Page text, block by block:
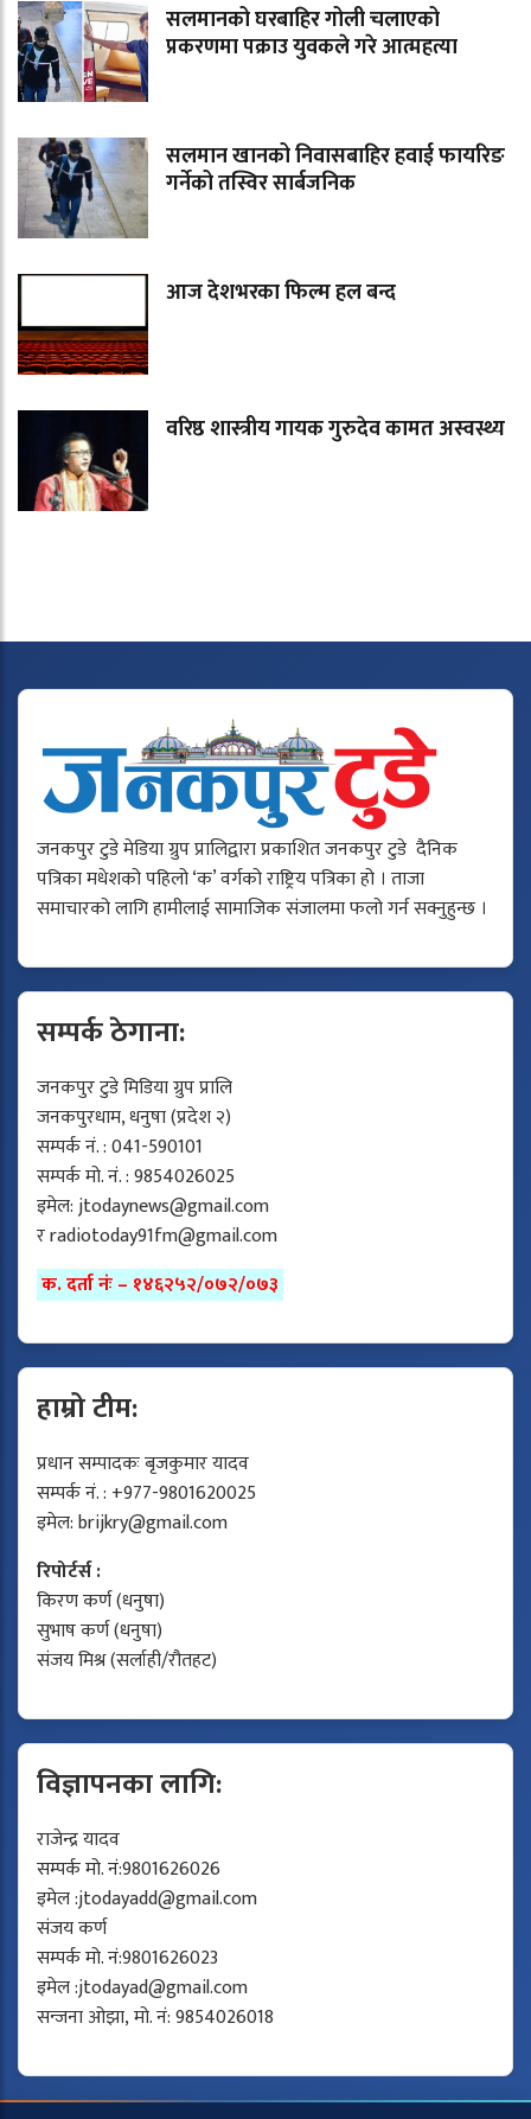
सलमानको घरबाहिर गोली चलाएको
प्रकरणमा पक्राउ युवकले गरे आत्महत्या
सलमान खानको निवासबाहिर हवाई फायरिङ
गर्नेको तस्विर सार्बजनिक
आज देशभरका फिल्म हल बन्द
वरिष्ठ शास्त्रीय गायक गुरुदेव कामत अस्वस्थ्य
जनकपुर टुडे मेडिया ग्रुप प्रालिद्वारा प्रकाशित जनकपुर टुडे दैनिक
पत्रिका मधेशको पहिलो ‘क’ वर्गको राष्ट्रिय पत्रिका हो । ताजा
समाचारको लागि हामीलाई सामाजिक संजालमा फलो गर्न सक्नुहुन्छ ।
सम्पर्क ठेगाना:
जनकपुर टुडे मिडिया ग्रुप प्रालि
जनकपुरधाम, धनुषा (प्रदेश २)
सम्पर्क नं. : 041-590101
सम्पर्क मो. नं. : 9854026025
इमेल:jtodaynews@gmail.com
रradiotoday91fm@gmail.com
क. दर्ता नंः – १४६२५२/०७२/०७३
हाम्रो टीम:
प्रधान सम्पादकः बृजकुमार यादव
सम्पर्क नं. : +977-9801620025
इमेल:brijkry@gmail.com
रिपोर्टर्स :
किरण कर्ण (धनुषा)
सुभाष कर्ण (धनुषा)
संजय मिश्र (सर्लाही/रौतहट)
विज्ञापनका लागि:
राजेन्द्र यादव
सम्पर्क मो. नं:9801626026
इमेल :jtodayadd@gmail.com
संजय कर्ण
सम्पर्क मो. नं:9801626023
इमेल :jtodayad@gmail.com
सन्जना ओझा, मो. नं: 9854026018